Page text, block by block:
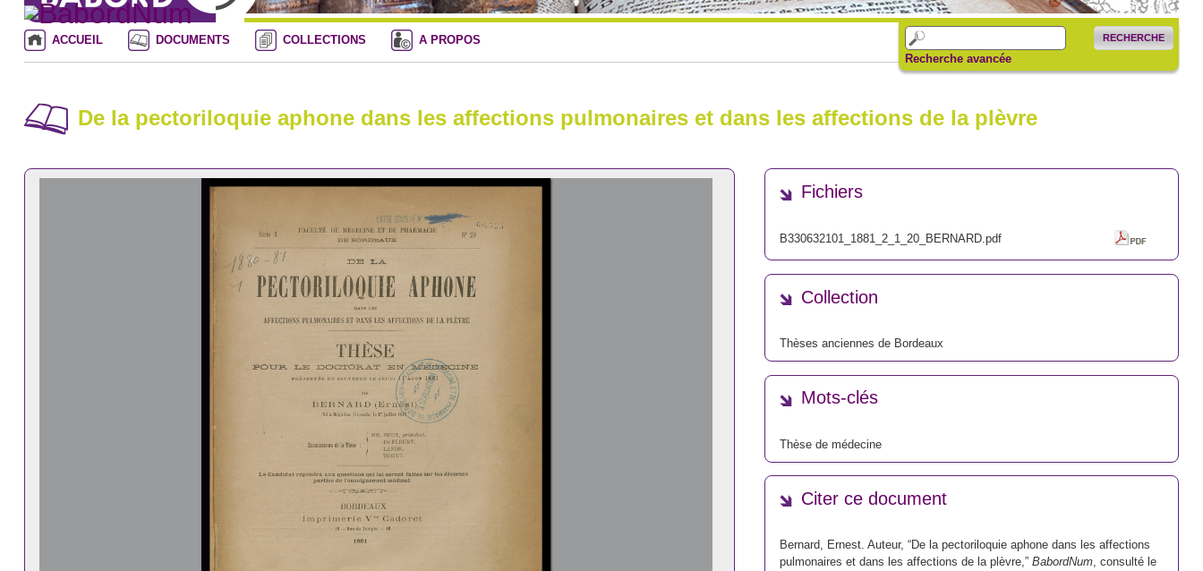
RECHERCHE
Recherche avancée
ACCUEIL DOCUMENTS COLLECTIONS A PROPOS
De la pectoriloquie aphone dans les affections pulmonaires et dans les affections de la plèvre
Fichiers
B330632101_1881_2_1_20_BERNARD.pdf
Collection
Thèses anciennes de Bordeaux
Mots-clés
Thèse de médecine
Citer ce document
Bernard, Ernest. Auteur, “De la pectoriloquie aphone dans les affections
pulmonaires et dans les affections de la plèvre,” BabordNum, consulté le